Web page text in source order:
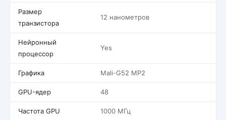
Размер
транзистора
12 нанометров
Нейронный
процессор
Yes
Графика Mali-G52 MP2
GPU-ядер 48
Частота GPU 1000 МГц